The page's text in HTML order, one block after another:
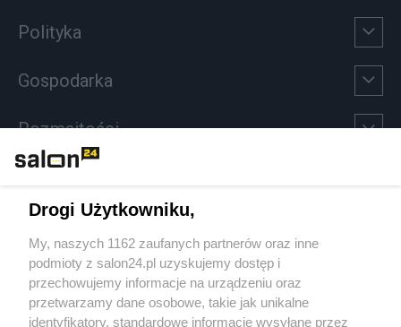
Polityka
Gospodarka
Rozmaitości
Sport
Społeczeństwo
Kultura
Drogi Użytkowniku,
My, naszych 1162 zaufanych partnerów oraz inne
podmioty z salon24.pl uzyskujemy dostęp i
przechowujemy informacje na urządzeniu oraz
przetwarzamy dane osobowe, takie jak unikalne
identyfikatory, standardowe informacje wysyłane przez